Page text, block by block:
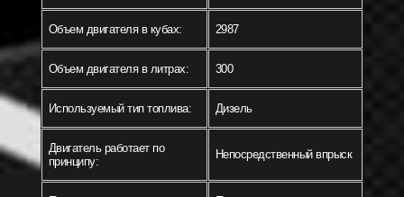
Объем двигателя в кубах: 2987
Объем двигателя в литрах: 300
Используемый тип топлива: Дизель
Двигатель работает по
принципу:
Непосредственный впрыск